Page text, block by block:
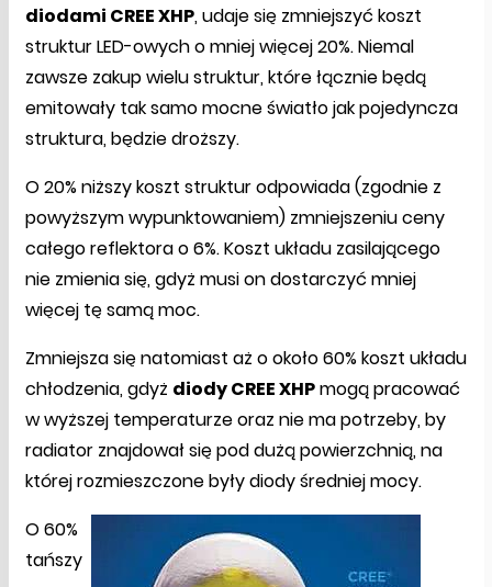
diodami CREE XHP, udaje się zmniejszyć koszt
struktur LED-owych o mniej więcej 20%. Niemal
zawsze zakup wielu struktur, które łącznie będą
emitowały tak samo mocne światło jak pojedyncza
struktura, będzie droższy.
O 20% niższy koszt struktur odpowiada (zgodnie z
powyższym wypunktowaniem) zmniejszeniu ceny
całego reflektora o 6%. Koszt układu zasilającego
nie zmienia się, gdyż musi on dostarczyć mniej
więcej tę samą moc.
Zmniejsza się natomiast aż o około 60% koszt układu
chłodzenia, gdyż diody CREE XHPmogą pracować
w wyższej temperaturze oraz nie ma potrzeby, by
radiator znajdował się pod dużą powierzchnią, na
której rozmieszczone były diody średniej mocy.
O 60%
tańszy